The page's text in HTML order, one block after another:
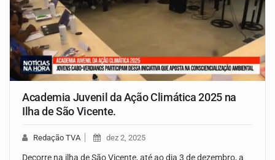
Academia Juvenil da Ação Climática 2025 na
Ilha de São Vicente.
Redação TVA dez 2, 2025
Decorre na ilha de São Vicente, até ao dia 3 de dezembro, a